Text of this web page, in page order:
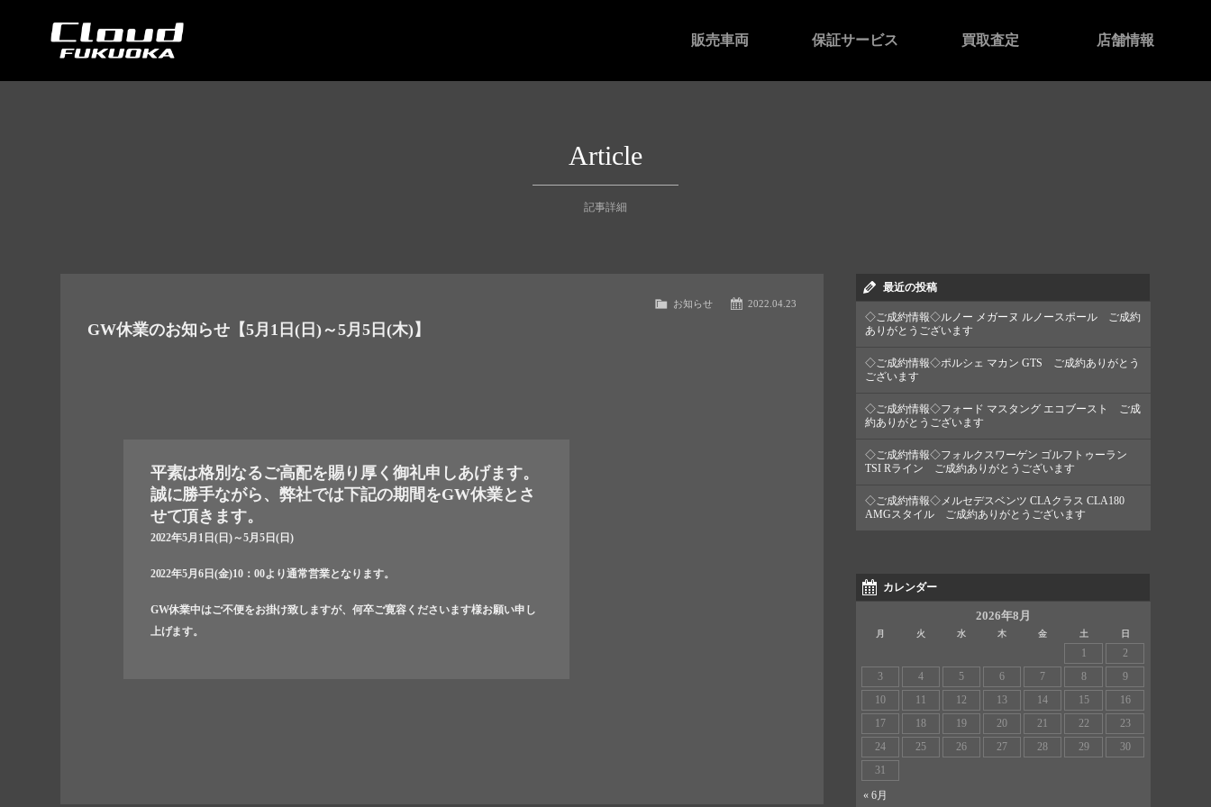
販売車両 保証サービス 買取査定 店舗情報
Article
記事詳細
2022.04.23
お知らせ
GW休業のお知らせ【5月1日(日)～5月5日(木)】
平素は格別なるご高配を賜り厚く御礼申しあげます。
誠に勝手ながら、弊社では下記の期間をGW休業とさ
せて頂きます。
2022年5月1日(日)～5月5日(日)
2022年5月6日(金)10：00より通常営業となります。
GW休業中はご不便をお掛け致しますが、何卒ご寛容くださいます様お願い申し
上げます。
最近の投稿
◇ご成約情報◇ルノー メガーヌ ルノースポール ご成約
ありがとうございます
◇ご成約情報◇ポルシェ マカン GTS ご成約ありがとう
ございます
◇ご成約情報◇フォード マスタング エコブースト ご成
約ありがとうございます
◇ご成約情報◇フォルクスワーゲン ゴルフトゥーラン
TSI Rライン ご成約ありがとうございます
◇ご成約情報◇メルセデスベンツ CLAクラス CLA180
AMGスタイル ご成約ありがとうございます
カレンダー
2026年8月
月 火 水 木 金 土 日
1
2
3
4 5 6 7 8
9
10
11 12 13 14 15
16
17
18 19 20 21 22
23
24
25 26 27 28 29
30
31
« 6月